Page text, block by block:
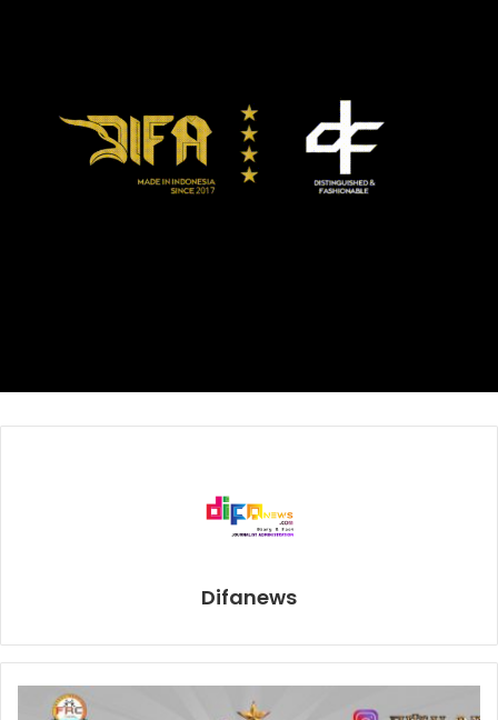
demikian ia biasa dipanggil, mampu mendikte lawannya Ng
Ka Long Angus dari Hong Kong. Padahal di empat
pertemuan terakhir, Jojo selalu kalah. Di Auckland, Jojo
muncul sebagai yang terbaik di antara keduanya. Jojo
selalu dikuasai para pasukan Jepang atau Cina.
Tunggal putra: Jonatan Christie [INA] – Ng
Ka Long Angus [HKG] : 21-12, 21-13
Ganda putra : Mohammad Ahsan/Hendra
Setiawan [INA] – Hiroyuki Endo Yuta
Tunggal putri: Se Young An [KOR] – Li
Difanews